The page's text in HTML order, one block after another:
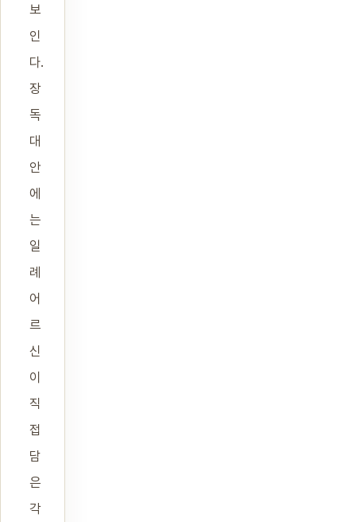
보
인
다.
장
독
대
안
에
는
일
례
어
르
신
이
직
접
담
은
각